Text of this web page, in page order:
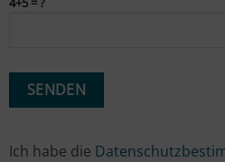
Ich habe die